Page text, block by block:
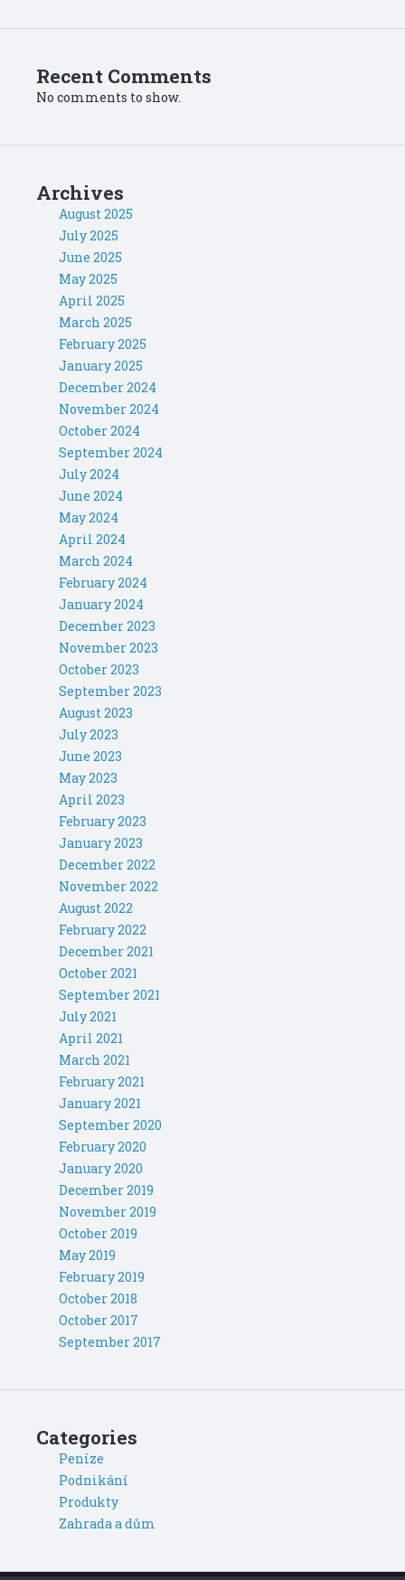
Recent Comments
No comments to show.
Archives
August 2025
July 2025
June 2025
May 2025
April 2025
March 2025
February 2025
January 2025
December 2024
November 2024
October 2024
September 2024
July 2024
June 2024
May 2024
April 2024
March 2024
February 2024
January 2024
December 2023
November 2023
October 2023
September 2023
August 2023
July 2023
June 2023
May 2023
April 2023
February 2023
January 2023
December 2022
November 2022
August 2022
February 2022
December 2021
October 2021
September 2021
July 2021
April 2021
March 2021
February 2021
January 2021
September 2020
February 2020
January 2020
December 2019
November 2019
October 2019
May 2019
February 2019
October 2018
October 2017
September 2017
Categories
Peníze
Podnikání
Produkty
Zahrada a dům